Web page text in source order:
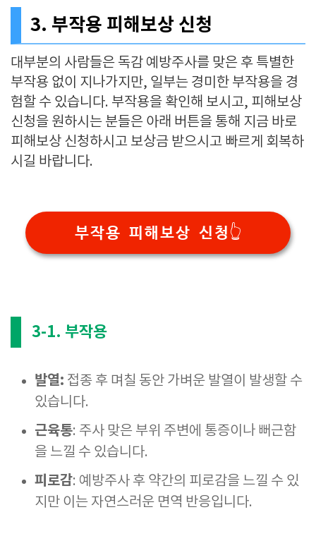
3. 부작용 피해보상 신청
대부분의 사람들은 독감 예방주사를 맞은 후 특별한
부작용 없이 지나가지만, 일부는 경미한 부작용을 경
험할 수 있습니다. 부작용을 확인해 보시고, 피해보상
신청을 원하시는 분들은 아래 버튼을 통해 지금 바로
피해보상 신청하시고 보상금 받으시고 빠르게 회복하
시길 바랍니다.
부작용 피해보상 신청👆
3-1. 부작용
발열: 접종 후 며칠 동안 가벼운 발열이 발생할 수
있습니다.
근육통: 주사 맞은 부위 주변에 통증이나 뻐근함
을 느낄 수 있습니다.
피로감: 예방주사 후 약간의 피로감을 느낄 수 있
지만 이는 자연스러운 면역 반응입니다.